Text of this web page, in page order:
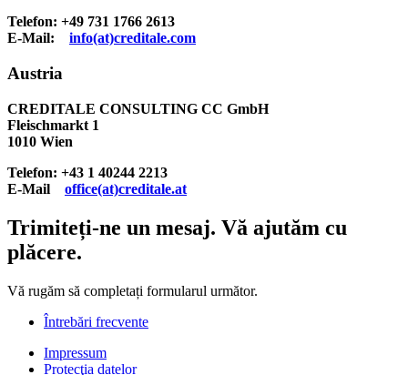
Telefon: +49 731 1766 2613
E-Mail: info(at)creditale.com
Austria
CREDITALE CONSULTING CC GmbH
Fleischmarkt 1
1010 Wien
Telefon: +43 1 40244 2213
E-Mail office(at)creditale.at
Trimiteți-ne un mesaj. Vă ajutăm cu
plăcere.
Vă rugăm să completați formularul următor.
Întrebări frecvente
Impressum
Protecţia datelor